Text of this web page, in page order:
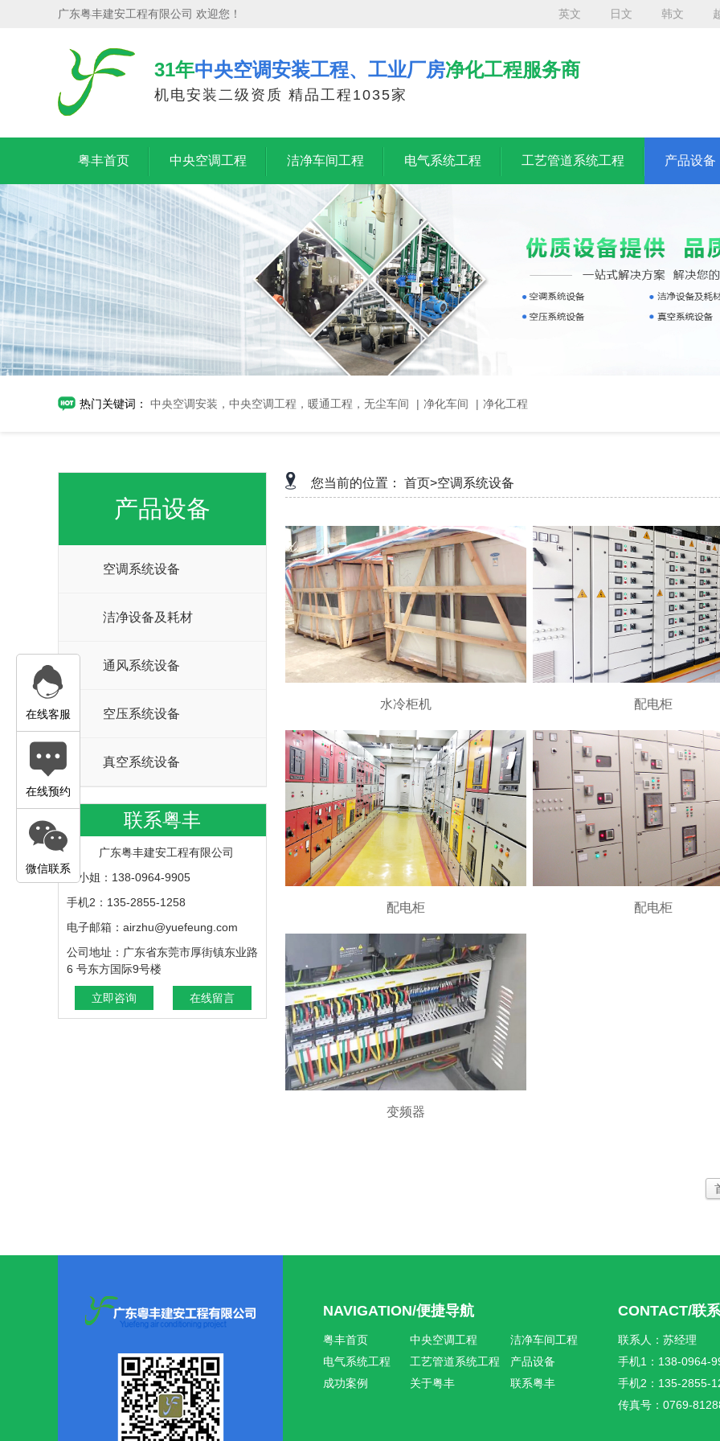
广东粤丰建安工程有限公司 欢迎您！ 英文 日文 韩文
31年中央空调安装工程、工业厂房净化工程服务商
机电安装二级资质 精品工程1035家
粤丰首页 中央空调工程 洁净车间工程 电气系统工程 工艺管道系统工程 产品设备
热门关键词： 中央空调安装，中央空调工程，暖通工程，无尘车间 | 净化车间 | 净化工程
产品设备
空调系统设备
洁净设备及耗材
通风系统设备
空压系统设备
真空系统设备
联系粤丰
广东粤丰建安工程有限公司
苏小姐：138-0964-9905
手机2：135-2855-1258
电子邮箱：airzhu@yuefeung.com
公司地址：广东省东莞市厚街镇东业路
6 号东方国际9号楼
立即咨询 在线留言
您当前的位置： 首页>空调系统设备
水冷柜机 配电柜
配电柜 配电柜
变频器
NAVIGATION/便捷导航
粤丰首页
电气系统工程
成功案例
中央空调工程
工艺管道系统工程
关于粤丰
洁净车间工程
产品设备
联系粤丰
CONTACT/联
联系人：苏经理
手机1：138-0964-
手机2：135-2855-
传真号：0769-
在线客服
在线预约
微信联系